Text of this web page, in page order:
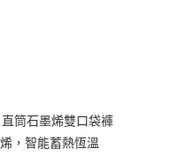
行
銀行
筒石墨烯雙口袋褲
，智能蓄熱恆溫